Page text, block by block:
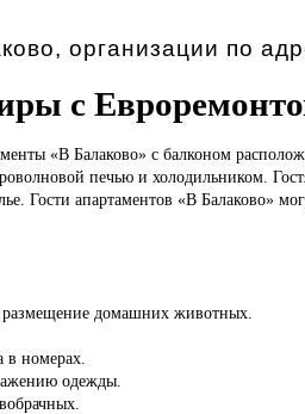
организации по
с
«В Балаково» с балконом
печью и холодильником.
Гости апартаментов «В Балаково»
размещение домашних животных.
в номерах.
одежды.